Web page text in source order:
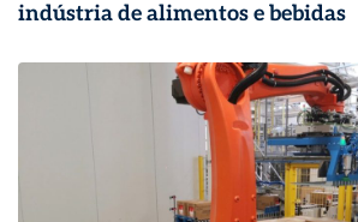
indústria de alimentos e bebidas